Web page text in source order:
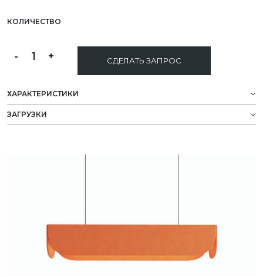
КОЛИЧЕСТВО
- 1 + СДЕЛАТЬ ЗАПРОС
ХАРАКТЕРИСТИКИ
ЗАГРУЗКИ